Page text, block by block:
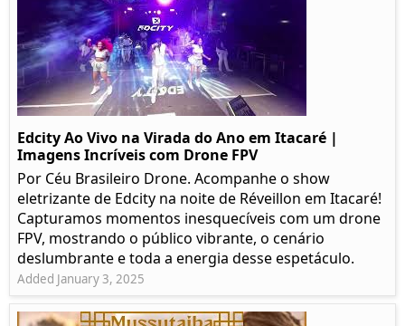
Edcity Ao Vivo na Virada do Ano em Itacaré |
Imagens Incríveis com Drone FPV
Por Céu Brasileiro Drone. Acompanhe o show
eletrizante de Edcity na noite de Réveillon em Itacaré!
Capturamos momentos inesquecíveis com um drone
FPV, mostrando o público vibrante, o cenário
deslumbrante e toda a energia desse espetáculo.
Added January 3, 2025